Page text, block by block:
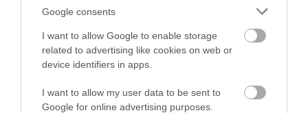
Google consents
I want to allow Google to enable storage
related to advertising like cookies on web or
device identifiers in apps.
I want to allow my user data to be sent to
Google for online advertising purposes.
létrejöttét aMagyar Turisztikai Szövetség
Szerzeteselöljárók Konferenciáinak Irodája
támogatja. A Zarándok Akadémia részletes
oldalon
találhatjuk, és érdemes korán regisztrálni,